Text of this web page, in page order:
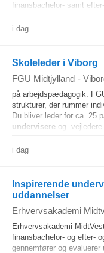
finansbachelor- samt
i dag
Skoleleder i Viborg
FGU Midtjylland -
på arbejdspædagogik.
strukturer, der rummer
Du bliver leder for ca. 25
undervisere og -
i dag
Inspirerende
uddannelser
Erhvervsakademi
Erhvervsakademi
finansbachelor- og efter-
gennemfører og